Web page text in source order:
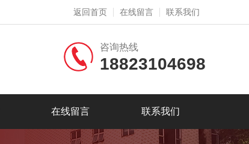
返回首页 在线留言 联系我们
咨询热线
18823104698
在线留言 联系我们